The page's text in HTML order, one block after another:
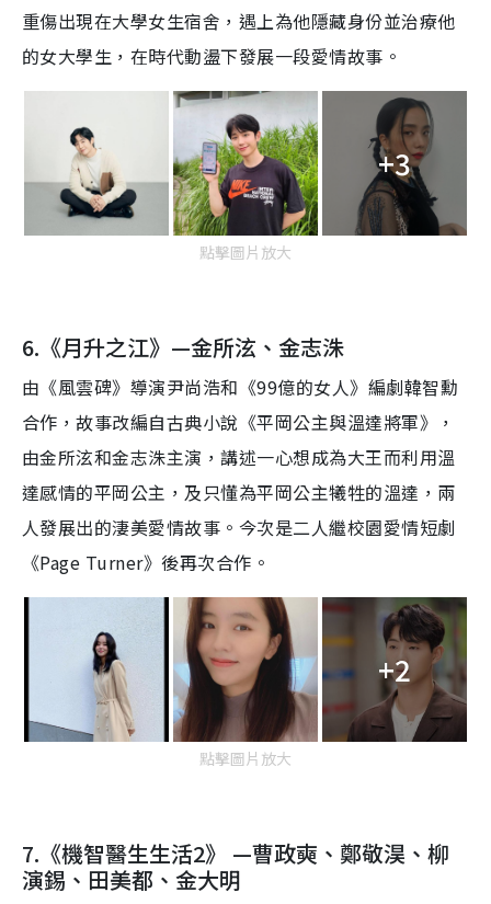
重傷出現在大學女生宿舍， 遇上為他隱藏身份並治療他
的女大學生， 在時代動盪下發展一段愛情故事 。
+3
點擊圖片放大
6.《月升之江》—金所泫、金志洙
由《風雲碑》導演尹尚浩和《99億的女人》編劇韓智勳
合作，故事改編自古典小說《平岡公主與溫達將軍》，
由金所泫和金志洙主演，講述一心想成為大王而利用溫
達感情的平岡公主，及只懂為平岡公主犧牲的溫達，兩
人發展出的淒美愛情故事。今次是二人繼校園愛情短劇
《Page Turner》後再次合作。
+2
點擊圖片放大
7.《機智醫生生活2》 —曹政奭、鄭敬淏、柳
演錫、田美都 、 金大明